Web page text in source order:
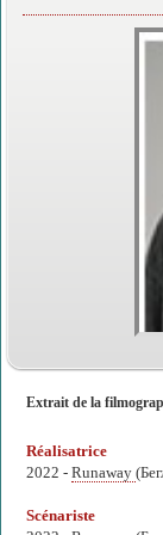
Extrait de la
Réalisatrice
2022 - Runaway
Scénariste